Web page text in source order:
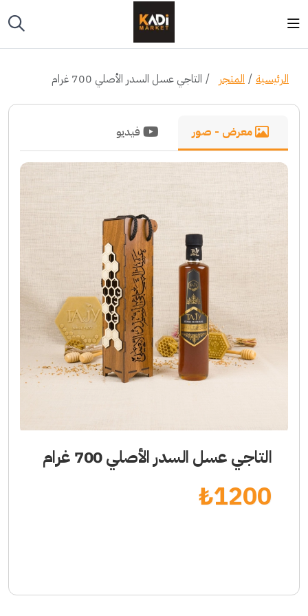
الرئيسية المتجر التاجي عسل السدر الأصلي 700 غرام
معرض - صور فيديو
التاجي عسل السدر الأصلي 700 غرام
1200
₺